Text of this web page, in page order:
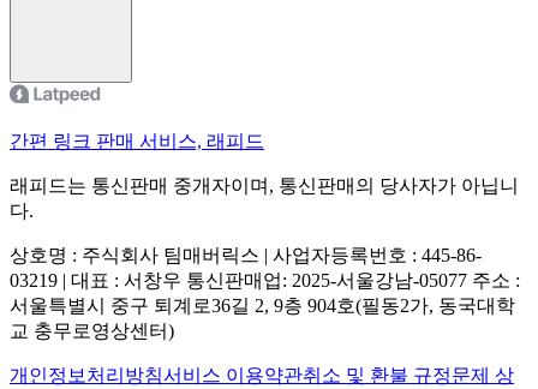
간편 링크 판매 서비스, 래피드
래피드는 통신판매 중개자이며, 통신판매의 당사자가 아닙니
다.
상호명 : 주식회사 팀매버릭스 | 사업자등록번호 : 445-86-
03219 | 대표 : 서창우 통신판매업: 2025-서울강남-05077 주소 :
서울특별시 중구 퇴계로36길 2, 9층 904호(필동2가, 동국대학
교 충무로영상센터)
개인정보처리방침서비스 이용약관취소 및 환불 규정문제 상